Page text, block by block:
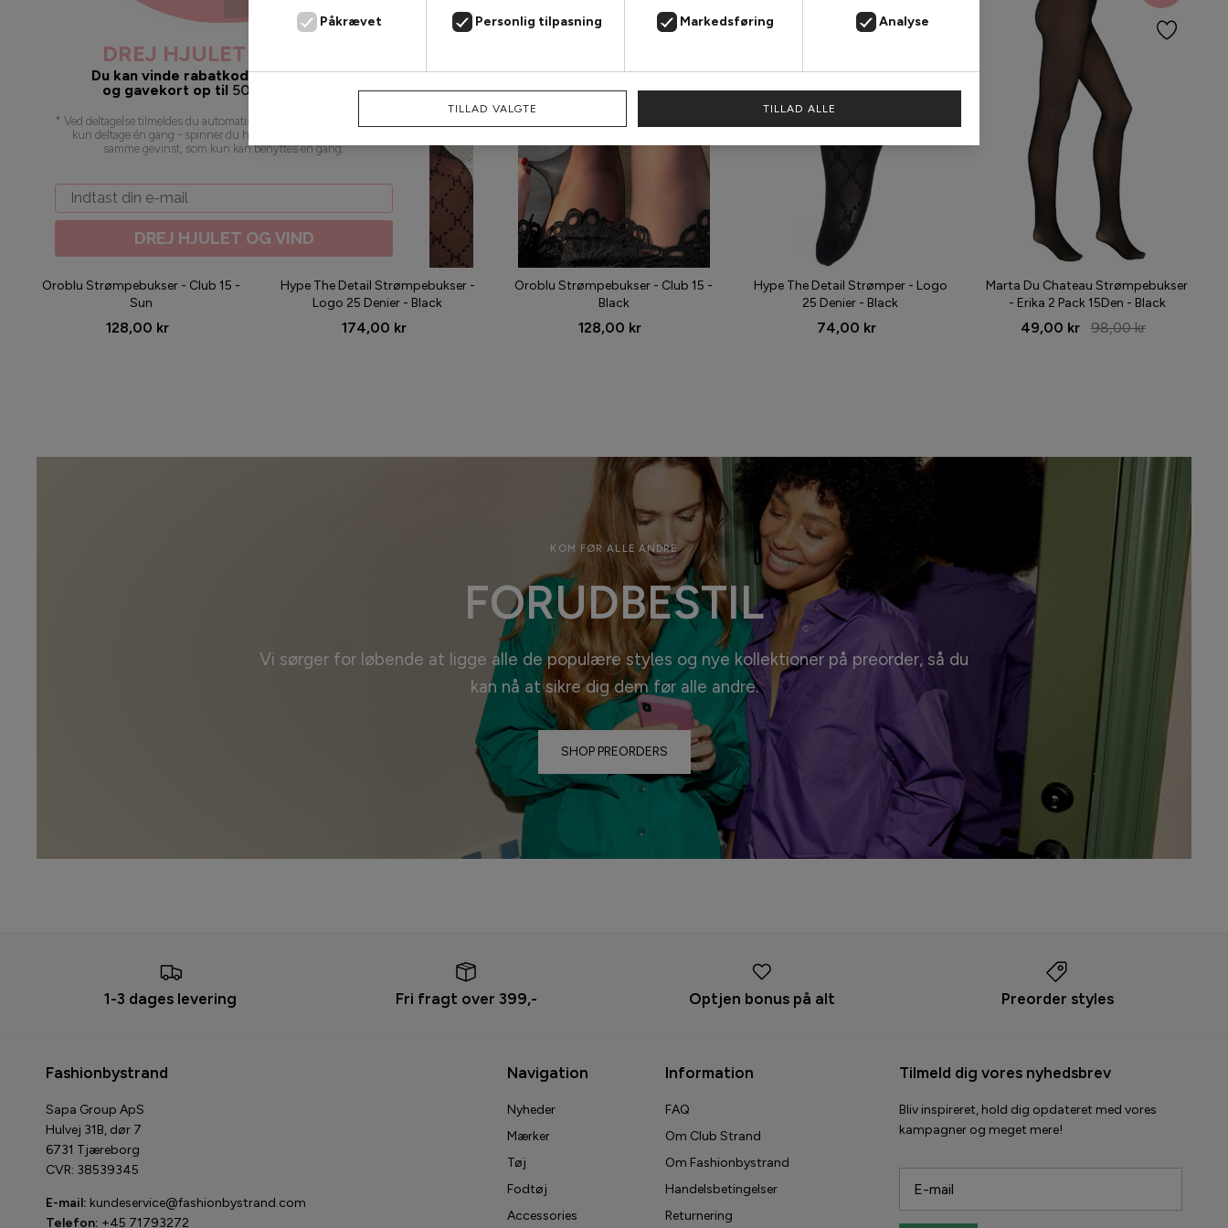
Påkrævet Personlig tilpasning Markedsføring Analyse
TILLAD VALGTE TILLAD ALLE
Oroblu Strømpebukser - Club 15 -
Sun
128,00 kr
Hype The Detail Strømpebukser -
Logo 25 Denier - Black
174,00 kr
Oroblu Strømpebukser - Club 15 -
Black
128,00 kr
Hype The Detail Strømper - Logo
25 Denier - Black
74,00 kr
Marta Du Chateau Strømpebukser
- Erika 2 Pack 15Den - Black
49,00 kr 98,00 kr
KOM FØR ALLE ANDRE
FORUDBESTIL
Vi sørger for løbende at ligge alle de populære styles og nye kollektioner på preorder, så du
kan nå at sikre dig dem før alle andre.
SHOP PREORDERS
1-3 dages levering Fri fragt over 399,- Optjen bonus på alt Preorder styles
Fashionbystrand
Sapa Group ApS
Hulvej 31B, dør 7
6731 Tjæreborg
CVR: 38539345
E-mail: kundeservice@fashionbystrand.com
Telefon: +45 71793272
Navigation
Nyheder
Mærker
Tøj
Fodtøj
Accessories
Information
FAQ
Om Club Strand
Om Fashionbystrand
Handelsbetingelser
Returnering
Tilmeld dig vores nyhedsbrev
Bliv inspireret, hold dig opdateret med vores
kampagner og meget mere!
DREJ HJULET OG VIND
Du kan vinde rabatkoder, gratis fragt
og gavekort op til 500
* Ved deltagelse tilmeldes du automatisk vores nyhedsbrev. Du kan
kun deltage én gang - spinner du hjulet flere gange, vil du få
samme gevinst, som kun kan benyttes én gang.
Email
DREJ HJULET OG VIND